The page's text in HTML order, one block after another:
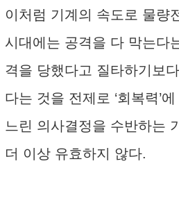
이처럼 기계의 속도로 물량
시대에는 공격을 다 막는다
격을 당했다고 질타하기보
다는 것을 전제로 ‘회복력’
느린 의사결정을 수반하는
더 이상 유효하지 않다.